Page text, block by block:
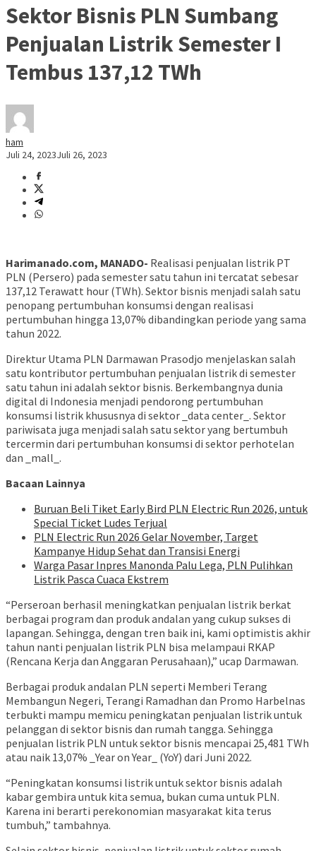
Sektor Bisnis PLN Sumbang
Penjualan Listrik Semester I
Tembus 137,12 TWh
ham
Juli 24, 2023Juli 26, 2023
Harimanado.com, MANADO- Realisasi penjualan listrik PT
PLN (Persero) pada semester satu tahun ini tercatat sebesar
137,12 Terawatt hour (TWh). Sektor bisnis menjadi salah satu
penopang pertumbuhan konsumsi dengan realisasi
pertumbuhan hingga 13,07% dibandingkan periode yang sama
tahun 2022.
Direktur Utama PLN Darmawan Prasodjo menjelaskan salah
satu kontributor pertumbuhan penjualan listrik di semester
satu tahun ini adalah sektor bisnis. Berkembangnya dunia
digital di Indonesia menjadi pendorong pertumbuhan
konsumsi listrik khususnya di sektor _data center_. Sektor
pariwisata juga menjadi salah satu sektor yang bertumbuh
tercermin dari pertumbuhan konsumsi di sektor perhotelan
dan _mall_.
Bacaan Lainnya
Buruan Beli Tiket Early Bird PLN Electric Run 2026, untuk
Special Ticket Ludes Terjual
PLN Electric Run 2026 Gelar November, Target
Kampanye Hidup Sehat dan Transisi Energi
Warga Pasar Inpres Manonda Palu Lega, PLN Pulihkan
Listrik Pasca Cuaca Ekstrem
“Perseroan berhasil meningkatkan penjualan listrik berkat
berbagai program dan produk andalan yang cukup sukses di
lapangan. Sehingga, dengan tren baik ini, kami optimistis akhir
tahun nanti penjualan listrik PLN bisa melampaui RKAP
(Rencana Kerja dan Anggaran Perusahaan),” ucap Darmawan.
Berbagai produk andalan PLN seperti Memberi Terang
Membangun Negeri, Terangi Ramadhan dan Promo Harbelnas
terbukti mampu memicu peningkatan penjualan listrik untuk
pelanggan di sektor bisnis dan rumah tangga. Sehingga
penjualan listrik PLN untuk sektor bisnis mencapai 25,481 TWh
atau naik 13,07% _Year on Year_ (YoY) dari Juni 2022.
“Peningkatan konsumsi listrik untuk sektor bisnis adalah
kabar gembira untuk kita semua, bukan cuma untuk PLN.
Karena ini berarti perekonomian masyarakat kita terus
tumbuh,” tambahnya.